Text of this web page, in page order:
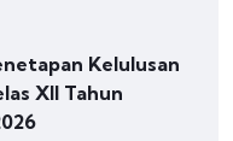
Kelulusan
XII Tahun